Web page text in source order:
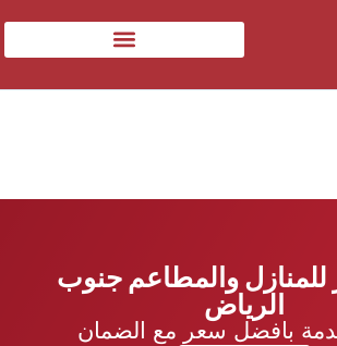
للمنازل والمطاعم جنوب
الرياض
بافضل سعر مع الضمان